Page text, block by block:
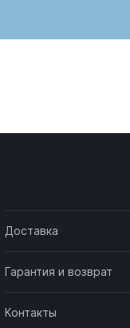
Доставка
Гарантия и возврат
Контакты